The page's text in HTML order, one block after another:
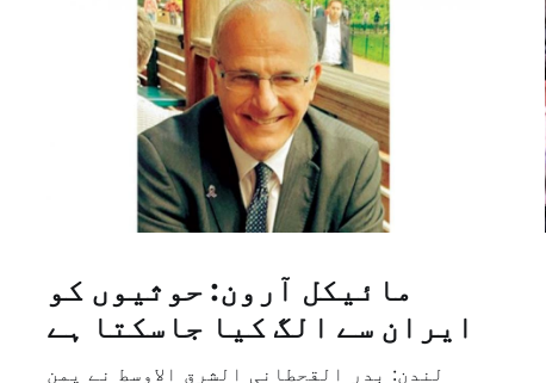
مائیکل آرون: حوثیوں کو
ایران سے الگ کیا جاسکتا ہے
لندن: بدر القحطانی الشرق الاوسط نے یمن